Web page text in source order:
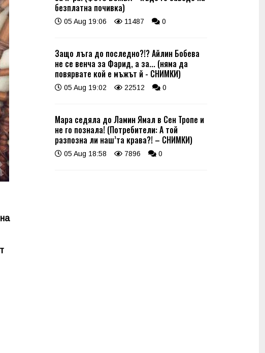
безплатна почивка)
05 Aug 19:06 11487 0
Защо лъга до последно?!? Айлин Бобева
не се венча за Фарид, а за... (няма да
повярвате кой е мъжът й - СНИМКИ)
05 Aug 19:02 22512 0
Мара седяла до Ламин Ямал в Сен Тропе и
не го познала! (Потребители: А той
разпозна ли наш’та крава?! – СНИМКИ)
05 Aug 18:58 7896 0